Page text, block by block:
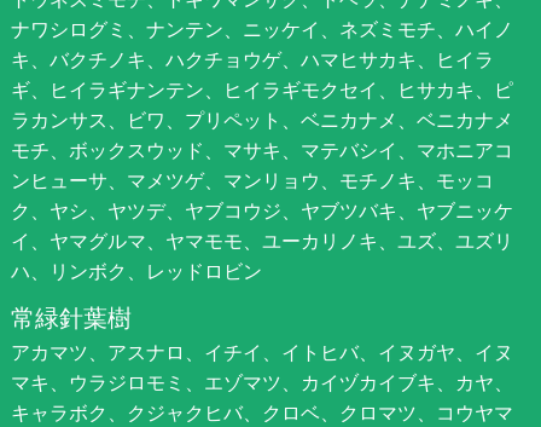
ナワシログミ、ナンテン、ニッケイ、ネズミモチ、ハイノ
キ、バクチノキ、ハクチョウゲ、ハマヒサカキ、ヒイラ
ギ、ヒイラギナンテン、ヒイラギモクセイ、ヒサカキ、ピ
ラカンサス、ビワ、プリペット、ベニカナメ、ベニカナメ
モチ、ボックスウッド、マサキ、マテバシイ、マホニアコ
ンヒューサ、マメツゲ、マンリョウ、モチノキ、モッコ
ク、ヤシ、ヤツデ、ヤブコウジ、ヤブツバキ、ヤブニッケ
イ、ヤマグルマ、ヤマモモ、ユーカリノキ、ユズ、ユズリ
ハ、リンボク、レッドロビン
常緑針葉樹
アカマツ、アスナロ、イチイ、イトヒバ、イヌガヤ、イヌ
マキ、ウラジロモミ、エゾマツ、カイヅカイブキ、カヤ、
キャラボク、クジャクヒバ、クロベ、クロマツ、コウヤマ